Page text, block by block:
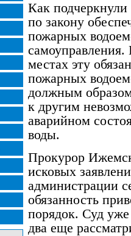
Как
по закону
пожарных
местах эту
пожарных
должным
к другим
аварийном
воды.
Прокурор
исковых
администрации
обязанность
порядок. Суд уже
два еще